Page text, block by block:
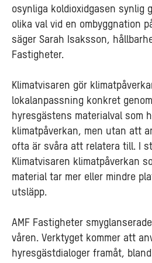
osynliga koldioxidgasen synlig
olika val vid en ombyggnation
säger Sarah Isaksson,
Fastigheter.
Klimatvisaren gör
lokalanpassning konkret
hyresgästens materialval som
klimatpåverkan, men utan att
ofta är svåra att relatera till. I
Klimatvisaren klimatpåverkan
material tar mer eller mindre
utsläpp.
AMF Fastigheter
våren. Verktyget kommer att
hyresgästdialoger framåt,